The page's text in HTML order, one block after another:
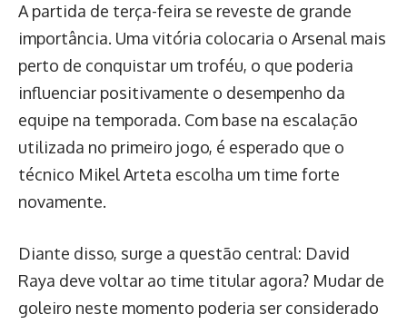
A partida de terça-feira se reveste de grande
importância. Uma vitória colocaria o Arsenal mais
perto de conquistar um troféu, o que poderia
influenciar positivamente o desempenho da
equipe na temporada. Com base na escalação
utilizada no primeiro jogo, é esperado que o
técnico Mikel Arteta escolha um time forte
novamente.
Diante disso, surge a questão central: David
Raya deve voltar ao time titular agora? Mudar de
goleiro neste momento poderia ser considerado